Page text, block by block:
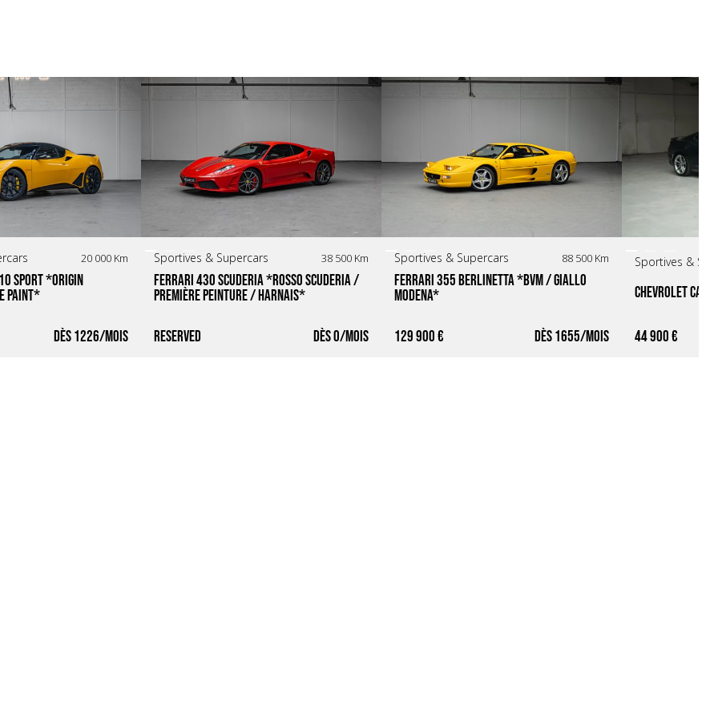
20 000 Km
Sport *Origin
Paint*
1226
Sportives & Supercars 38 500 Km
Ferrari 430 Scuderia *Rosso Scuderia /
Première peinture / Harnais*
Reserved 0
Sportives & Supercars 88 500 Km
Ferrari 355 Berlinetta *BVM / Giallo
129 900 € 1655
Sportives &
Chevrolet
44 900 €